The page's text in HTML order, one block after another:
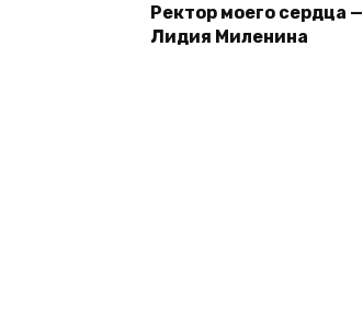
Ректор моего сердца —
Лидия Миленина